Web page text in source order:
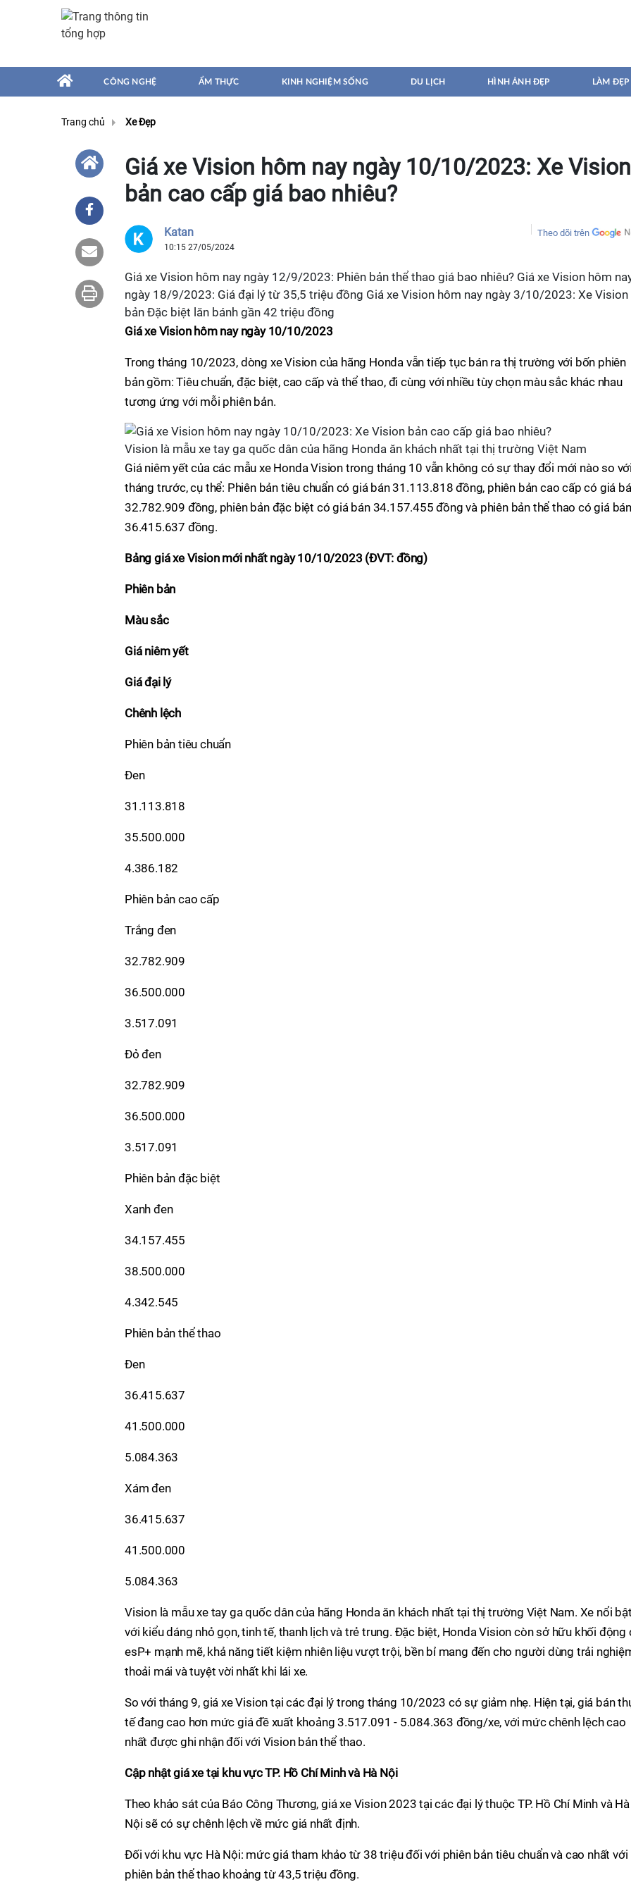
CÔNG NGHỆ ẨM THỰC KINH NGHIỆM SỐNG DU LỊCH HÌNH ẢNH ĐẸP LÀM ĐẸP
Trang chủ Xe Đẹp
Giá xe Vision hôm nay ngày 10/10/2023: Xe Vision
bản cao cấp giá bao nhiêu?
Katan
10:15 27/05/2024
Theo dõi trên
Giá xe Vision hôm nay ngày 12/9/2023: Phiên bản thể thao giá bao nhiêu? Giá xe Vision hôm
ngày 18/9/2023: Giá đại lý từ 35,5 triệu đồng Giá xe Vision hôm nay ngày 3/10/2023: Xe Vision
bản Đặc biệt lăn bánh gần 42 triệu đồng
Giá xe Vision hôm nay ngày 10/10/2023
Trong tháng 10/2023, dòng xe Vision của hãng Honda vẫn tiếp tục bán ra thị trường với bốn phiên
bản gồm: Tiêu chuẩn, đặc biệt, cao cấp và thể thao, đi cùng với nhiều tùy chọn màu sắc khác nhau
tương ứng với mỗi phiên bản.
Vision là mẫu xe tay ga quốc dân của hãng Honda ăn khách nhất tại thị trường Việt Nam
Giá niêm yết của các mẫu xe Honda Vision trong tháng 10 vẫn không có sự thay đổi mới nào so với
tháng trước, cụ thể: Phiên bản tiêu chuẩn có giá bán 31.113.818 đồng, phiên bản cao cấp có giá
32.782.909 đồng, phiên bản đặc biệt có giá bán 34.157.455 đồng và phiên bản thể thao có giá bán
36.415.637 đồng.
Bảng giá xe Vision mới nhất ngày 10/10/2023 (ĐVT: đồng)
Phiên bản
Màu sắc
Giá niêm yết
Giá đại lý
Chênh lệch
Phiên bản tiêu chuẩn
Đen
31.113.818
35.500.000
4.386.182
Phiên bản cao cấp
Trắng đen
32.782.909
36.500.000
3.517.091
Đỏ đen
32.782.909
36.500.000
3.517.091
Phiên bản đặc biệt
Xanh đen
34.157.455
38.500.000
4.342.545
Phiên bản thể thao
Đen
36.415.637
41.500.000
5.084.363
Xám đen
36.415.637
41.500.000
5.084.363
Vision là mẫu xe tay ga quốc dân của hãng Honda ăn khách nhất tại thị trường Việt Nam. Xe nổi bật
với kiểu dáng nhỏ gọn, tinh tế, thanh lịch và trẻ trung. Đặc biệt, Honda Vision còn sở hữu khối động
esP+ mạnh mẽ, khả năng tiết kiệm nhiên liệu vượt trội, bền bỉ mang đến cho người dùng trải
thoải mái và tuyệt vời nhất khi lái xe.
So với tháng 9, giá xe Vision tại các đại lý trong tháng 10/2023 có sự giảm nhẹ. Hiện tại, giá bán
tế đang cao hơn mức giá đề xuất khoảng 3.517.091 - 5.084.363 đồng/xe, với mức chênh lệch cao
nhất được ghi nhận đối với Vision bản thể thao.
Cập nhật giá xe tại khu vực TP. Hồ Chí Minh và Hà Nội
Theo khảo sát của Báo Công Thương, giá xe Vision 2023 tại các đại lý thuộc TP. Hồ Chí Minh và Hà
Nội sẽ có sự chênh lệch về mức giá nhất định.
Đối với khu vực Hà Nội: mức giá tham khảo từ 38 triệu đối với phiên bản tiêu chuẩn và cao nhất với
phiên bản thể thao khoảng từ 43,5 triệu đồng.